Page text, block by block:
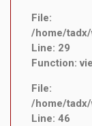
File:
/home/
Line: 29
Function:
File:
/home/
Line: 46